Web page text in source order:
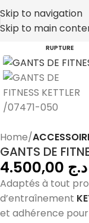
Skip to navigation
Skip to main
RUPTURE
Home
GANTS DE
د.ج
Adaptés à tout
d’entraînement
et adhérence